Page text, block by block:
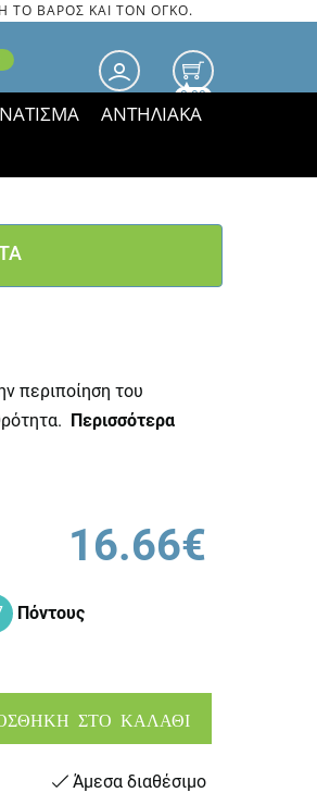
ΤΟ ΒΑΡΟΣ ΚΑΙ ΤΟΝ ΟΓΚΟ.
0.00
ΑΝΤΗΛΙΑΚΑ
περιποίηση του
Περισσότερα
16.66€
Πόντους
ΣΤΟ ΚΑΛΑΘΙ
Άμεσα διαθέσιμο